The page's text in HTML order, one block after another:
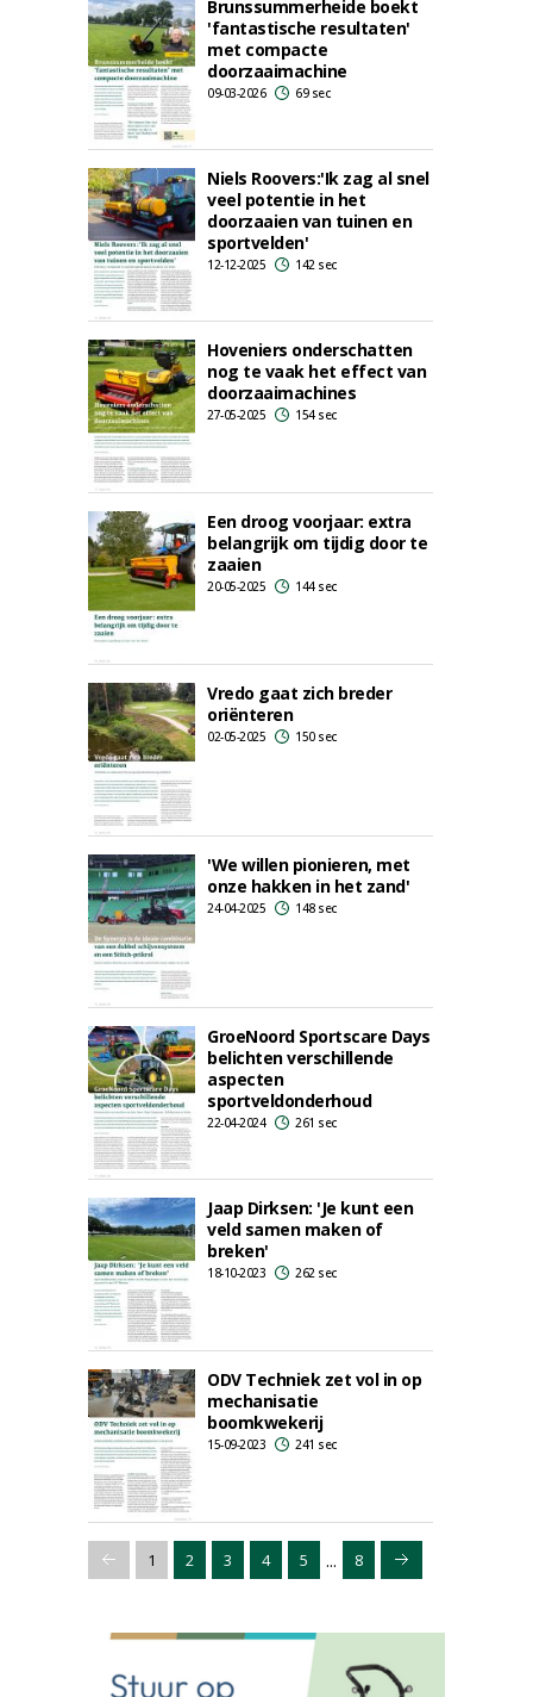
Brunssummerheide boekt
'fantastische resultaten'
met compacte
doorzaaimachine
09-03-2026 69 sec
Niels Roovers:'Ik zag al snel
veel potentie in het
doorzaaien van tuinen en
sportvelden'
12-12-2025 142 sec
Hoveniers onderschatten
nog te vaak het effect van
doorzaaimachines
27-05-2025 154 sec
Een droog voorjaar: extra
belangrijk om tijdig door te
zaaien
20-05-2025 144 sec
Vredo gaat zich breder
oriënteren
02-05-2025 150 sec
'We willen pionieren, met
onze hakken in het zand'
24-04-2025 148 sec
GroeNoord Sportscare Days
belichten verschillende
aspecten
sportveldonderhoud
22-04-2024 261 sec
Jaap Dirksen: 'Je kunt een
veld samen maken of
breken'
18-10-2023 262 sec
ODV Techniek zet vol in op
mechanisatie
boomkwekerij
15-09-2023 241 sec
1 2 3 4 5 ... 8